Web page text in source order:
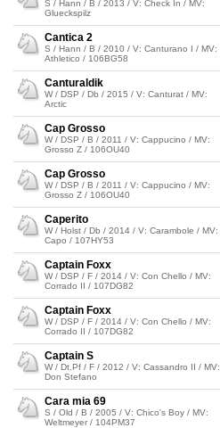
S / Hann / B / 2013 / V: Check In / MV:
Glueckspilz
Cantica 2
S / Hann / B / 2010 / V: Canturano I / MV:
Athletico / 106BG58
Canturaldik
W / DSP / Db / 2015 / V: Canturat / MV:
Arctic
Cap Grosso
W / DSP / B / 2011 / V: Cappucino / MV:
Grosso Z / 106OU40
Cap Grosso
W / DSP / B / 2011 / V: Cappucino / MV:
Grosso Z / 106OU40
Caperito
W / Holst / Db / 2014 / V: Carambole / MV:
Capo / 107HY53
Captain Foxx
W / DSP / F / 2014 / V: Con Chello / MV:
Corrado II / 107DG82
Captain Foxx
W / DSP / F / 2014 / V: Con Chello / MV:
Corrado II / 107DG82
Captain S
W / Dt.Pf / F / 2012 / V: Cassandro II / MV:
Don Stefano
Cara mia 69
S / Old / B / 2005 / V: Chico's Boy / MV:
Weltmeyer / 104PM37